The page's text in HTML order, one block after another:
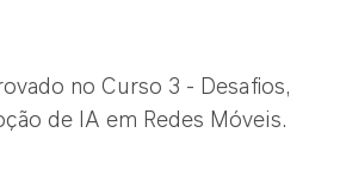
no Curso 3 - Desafios,
de IA em Redes Móveis.